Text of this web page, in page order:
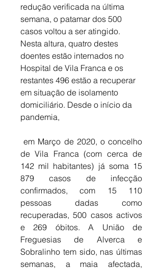
redução verificada na última
semana, o patamar dos 500
casos voltou a ser atingido.
Nesta altura, quatro destes
doentes estão internados no
Hospital de Vila Franca e os
restantes 496 estão a recuperar
em situação de isolamento
domiciliário. Desde o início da
pandemia,
em Março de 2020, o concelho
de Vila Franca (com cerca de
142 mil habitantes) já soma 15
879 casos de infecção
confirmados, com 15 110
pessoas dadas como
recuperadas, 500 casos activos
e 269 óbitos. A União de
Freguesias de Alverca e
Sobralinho tem sido, nas últimas
semanas, a maia afectada,